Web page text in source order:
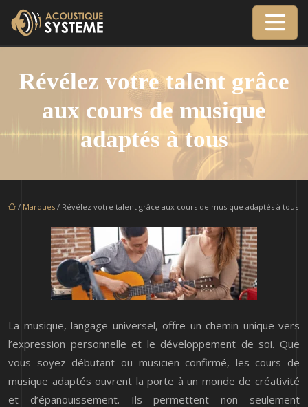
Révélez votre talent grâce
aux cours de musique
adaptés à tous
/ Marques / Révélez votre talent grâce aux cours de musique adaptés à tous
La musique, langage universel, offre un chemin unique vers
l’expression personnelle et le développement de soi. Que
vous soyez débutant ou musicien confirmé, les cours de
musique adaptés ouvrent la porte à un monde de créativité
et d’épanouissement. Ils permettent non seulement